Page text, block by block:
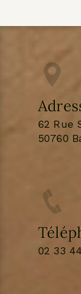
62 Rue
50760
02 33